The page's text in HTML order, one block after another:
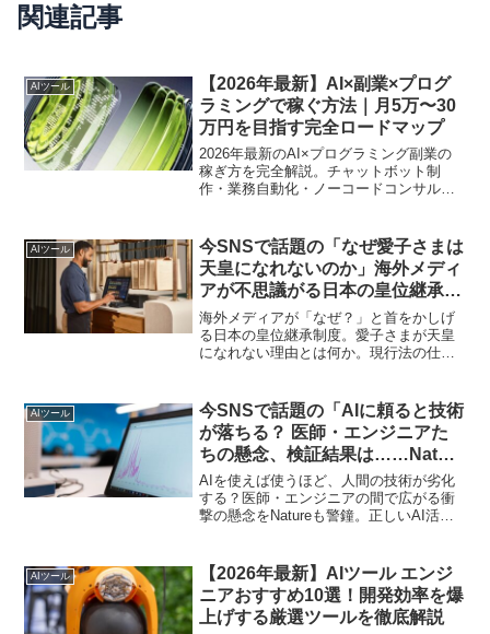
関連記事
AIツール
【2026年最新】AI×副業×プログ
ラミングで稼ぐ方法｜月5万〜30
万円を目指す完全ロードマップ
2026年最新のAI×プログラミング副業の
稼ぎ方を完全解説。チャットボット制
作・業務自動化・ノーコードコンサルな
AIツール
今SNSで話題の「なぜ愛子さまは
天皇になれないのか」海外メディ
アが不思議がる日本の皇位継承制
度とは？その背景と論点を徹底解
説！
海外メディアが「なぜ？」と首をかしげ
る日本の皇位継承制度。愛子さまが天皇
になれない理由とは何か。現行法の仕組
AIツール
今SNSで話題の「AIに頼ると技術
が落ちる？ 医師・エンジニアた
ちの懸念、検証結果は……Nature
も警鐘」とは？その理由と使い方
を徹底解説！
AIを使えば使うほど、人間の技術が劣化
する？医師・エンジニアの間で広がる衝
撃の懸念をNatureも警鐘。正しいAI活用
AIツール
【2026年最新】AIツール エンジ
ニアおすすめ10選！開発効率を爆
上げする厳選ツールを徹底解説